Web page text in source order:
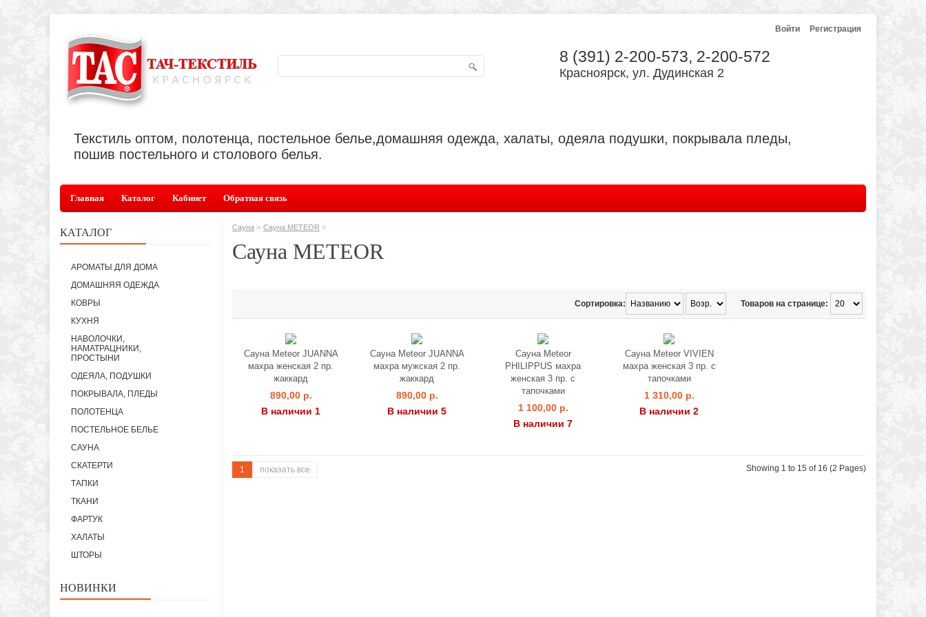
Войти Регистрация
8 (391) 2-200-573, 2-200-572
Красноярск, ул. Дудинская 2
Текстиль оптом, полотенца, постельное белье,домашняя одежда, халаты, одеяла подушки, покрывала пледы,
пошив постельного и столового белья.
Главная Каталог Кабинет Обратная связь
КАТАЛОГ
АРОМАТЫ ДЛЯ ДОМА
ДОМАШНЯЯ ОДЕЖДА
КОВРЫ
КУХНЯ
НАВОЛОЧКИ,
НАМАТРАЦНИКИ,
ПРОСТЫНИ
ОДЕЯЛА, ПОДУШКИ
ПОКРЫВАЛА, ПЛЕДЫ
ПОЛОТЕНЦА
ПОСТЕЛЬНОЕ БЕЛЬЕ
САУНА
СКАТЕРТИ
ТАПКИ
ТКАНИ
ФАРТУК
ХАЛАТЫ
ШТОРЫ
НОВИНКИ
Сауна » Сауна METEOR »
Сауна METEOR
Товаров на странице:
Сортировка:
Сауна Meteor JUANNA
махра женская 2 пр.
жаккард
890,00 р.
В наличии 1
Сауна Meteor JUANNA
махра мужская 2 пр.
жаккард
890,00 р.
В наличии 5
Сауна Meteor
PHILIPPUS махра
женская 3 пр. с
тапочками
1 100,00 р.
В наличии 7
Сауна Meteor VIVIEN
махра женская 3 пр. с
тапочками
1 310,00 р.
В наличии 2
1 показать все Showing 1 to 15 of 16 (2 Pages)